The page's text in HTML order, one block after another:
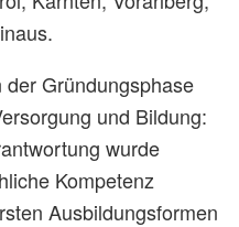
Gründungsphase
und Bildung:
wurde
Kompetenz
Ausbildungsformen